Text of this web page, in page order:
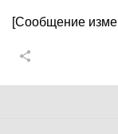
[Сообщение